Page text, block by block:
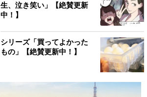
生、泣き笑い」【絶賛更新
中！】
シリーズ「買ってよかった
もの」【絶賛更新中！】